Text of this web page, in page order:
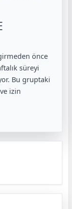
önce
süreyi
Bu gruptaki
izin